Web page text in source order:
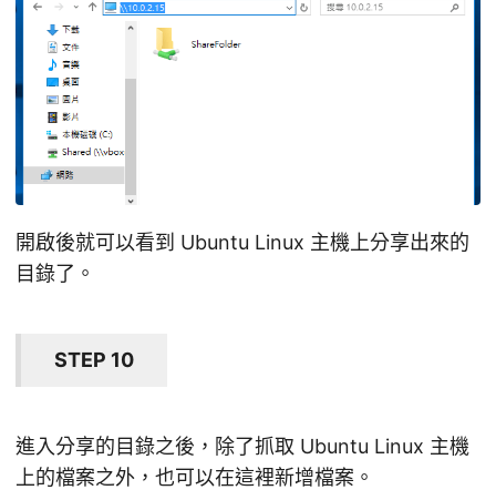
開啟後就可以看到 Ubuntu Linux 主機上分享出來的
目錄了。
STEP 10
進入分享的目錄之後，除了抓取 Ubuntu Linux 主機
上的檔案之外，也可以在這裡新增檔案。